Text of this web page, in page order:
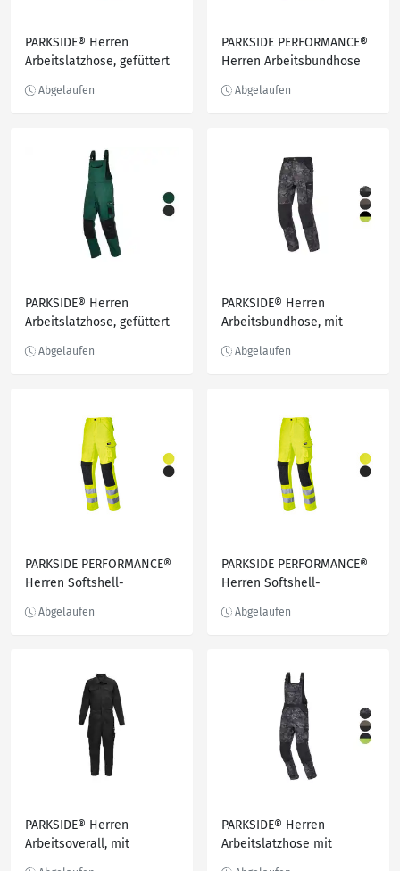
PARKSIDE® Herren
Arbeitslatzhose, gefüttert
PARKSIDE PERFORMANCE®
Herren Arbeitsbundhose
Knieverstärkung
PARKSIDE® Herren
Arbeitslatzhose, gefüttert
PARKSIDE® Herren
Arbeitsbundhose, mit
PARKSIDE PERFORMANCE®
Herren Softshell-
Softshell-Arbeitshose
PARKSIDE PERFORMANCE®
Herren Softshell-
Softshell-Arbeitshose
PARKSIDE® Herren
Arbeitsoverall, mit
PARKSIDE® Herren
Arbeitslatzhose mit